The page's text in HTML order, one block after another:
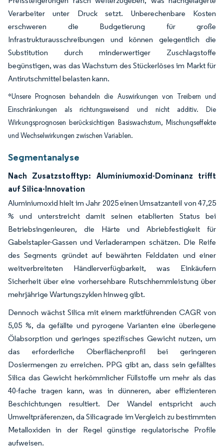
Verarbeiter unter Druck setzt. Unberechenbare Kosten
erschweren die Budgetierung für große
Infrastrukturausschreibungen und können gelegentlich die
Substitution durch minderwertiger Zuschlagstoffe
begünstigen, was das Wachstum des Stückerlöses im Markt für
Antirutschmittel belasten kann.
*Unsere Prognosen behandeln die Auswirkungen von Treibern und
Einschränkungen als richtungsweisend und nicht additiv. Die
Wirkungsprognosen berücksichtigen Basiswachstum, Mischungseffekte
und Wechselwirkungen zwischen Variablen.
Segmentanalyse
Nach Zusatzstofftyp: Aluminiumoxid-Dominanz trifft
auf Silica-Innovation
Aluminiumoxid hielt im Jahr 2025 einen Umsatzanteil von 47,25
% und unterstreicht damit seinen etablierten Status bei
Betriebsingenieuren, die Härte und Abriebfestigkeit für
Gabelstapler-Gassen und Verladerampen schätzen. Die Reife
des Segments gründet auf bewährten Felddaten und einer
weitverbreiteten Händlerverfügbarkeit, was Einkäufern
Sicherheit über eine vorhersehbare Rutschhemmleistung über
mehrjährige Wartungszyklen hinweg gibt.
Dennoch wächst Silica mit einem marktführenden CAGR von
5,05 %, da gefällte und pyrogene Varianten eine überlegene
Ölabsorption und geringes spezifisches Gewicht nutzen, um
das erforderliche Oberflächenprofil bei geringeren
Dosiermengen zu erreichen. PPG gibt an, dass sein gefälltes
Silica das Gewicht herkömmlicher Füllstoffe um mehr als das
40-fache tragen kann, was in dünneren, aber effizienteren
Beschichtungen resultiert. Der Wandel entspricht auch
Umweltpräferenzen, da Silicagrade im Vergleich zu bestimmten
Metalloxiden in der Regel günstige regulatorische Profile
aufweisen.